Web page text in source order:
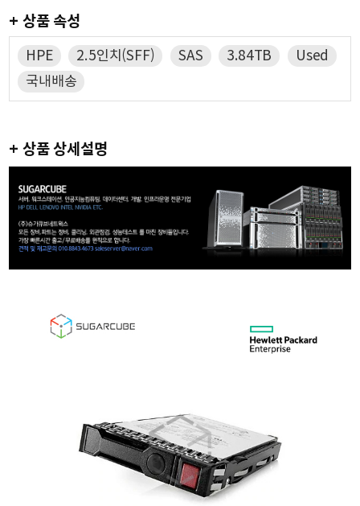
+ 상품 속성
HPE 2.5인치(SFF) SAS 3.84TB
Used
국내배송
+ 상품 상세설명